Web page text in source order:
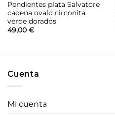
Pendientes plata Salvatore
cadena ovalo circonita
verde dorados
49,00 €
Cuenta
Mi cuenta